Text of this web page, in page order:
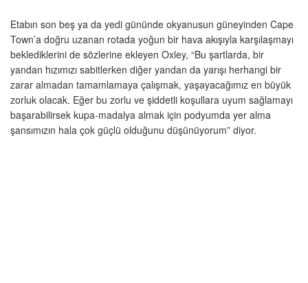
Etabın son beş ya da yedi gününde okyanusun güneyinden Cape
Town’a doğru uzanan rotada yoğun bir hava akışıyla karşılaşmayı
beklediklerini de sözlerine ekleyen Oxley, “Bu şartlarda, bir
yandan hızımızı sabitlerken diğer yandan da yarışı herhangi bir
zarar almadan tamamlamaya çalışmak, yaşayacağımız en büyük
zorluk olacak. Eğer bu zorlu ve şiddetli koşullara uyum sağlamayı
başarabilirsek kupa-madalya almak için podyumda yer alma
şansımızın hala çok güçlü olduğunu düşünüyorum” diyor.